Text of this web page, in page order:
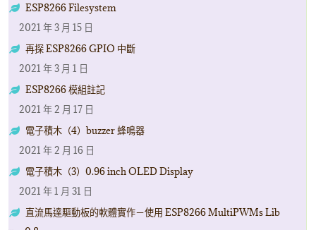
ESP8266 Filesystem
2021 年 3 月 15 日
再探 ESP8266 GPIO 中斷
2021 年 3 月 1 日
ESP8266 模組註記
2021 年 2 月 17 日
電子積木（4）buzzer 蜂鳴器
2021 年 2 月 16 日
電子積木（3）0.96 inch OLED Display
2021 年 1 月 31 日
直流馬達驅動板的軟體實作－使用 ESP8266 MultiPWMs Lib